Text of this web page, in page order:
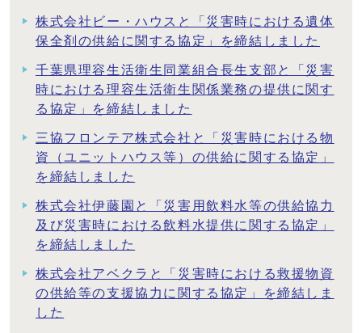
株式会社ビー・ハウスと「災害時における遺体
保全剤の供給に関する協定」を締結しました
千葉県理容生活衛生同業組合長生支部と「災害
時における理容生活衛生関係業務の提供に関す
る協定」を締結しました
三協フロンテア株式会社と「災害時における物
資（ユニットハウス等）の供給に関する協定」
を締結しました
株式会社伊藤園と「災害用飲料水等の供給協力
及び災害時における飲料水提供に関する協定」
を締結しました
株式会社アベクラと「災害時における救援物資
の供給等の支援協力に関する協定」を締結しま
した